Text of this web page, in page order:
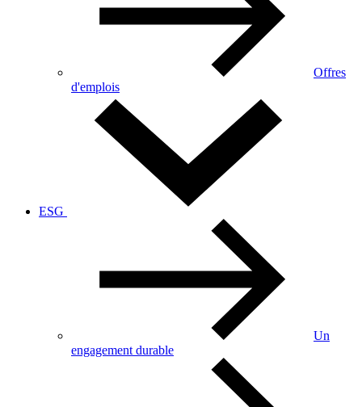
Offres
d'emplois
ESG
Un
engagement durable